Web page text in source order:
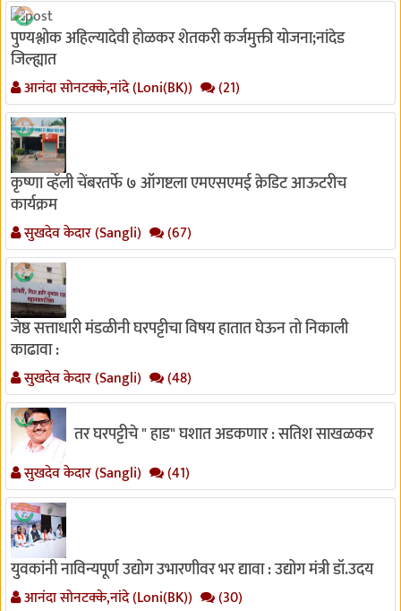
पुण्यश्लोक अहिल्यादेवी होळकर शेतकरी कर्जमुक्ती योजना;नांदेड
जिल्ह्यात
आनंदा सोनटक्के,नांदे (Loni(BK)) (21)
कृष्णा व्हॅली चेंबरतर्फे ७ ऑगष्टला एमएसएमई क्रेडिट आऊटरीच
कार्यक्रम
सुखदेव केदार (Sangli) (67)
जेष्ठ सत्ताधारी मंडळीनी घरपट्टीचा विषय हातात घेऊन तो निकाली
काढावा :
सुखदेव केदार (Sangli) (48)
तर घरपट्टीचे " हाड" घशात अडकणार : सतिश साखळकर
सुखदेव केदार (Sangli) (41)
युवकांनी नाविन्यपूर्ण उद्योग उभारणीवर भर द्यावा : उद्योग मंत्री डॉ.उदय
आनंदा सोनटक्के,नांदे (Loni(BK)) (30)